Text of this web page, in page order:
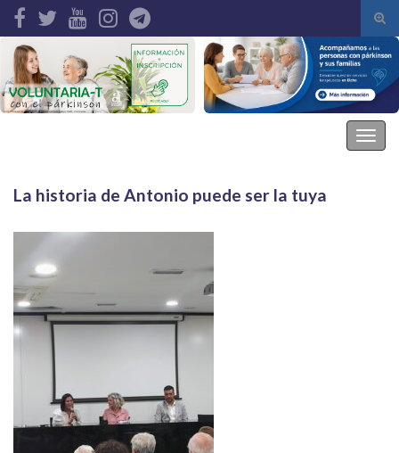
de
Search for:
La historia de Antonio puede ser la tuya